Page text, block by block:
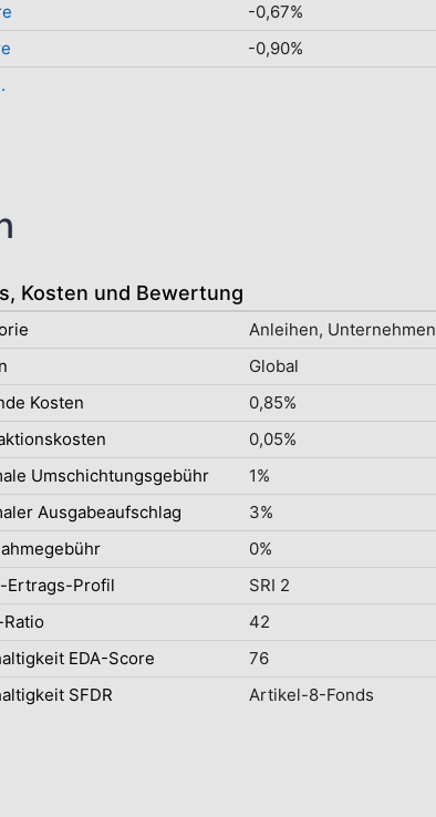
-0,67%
-0,90%
Kosten und Bewertung
Anleihen, Unternehmen
Global
Kosten
0,85%
0,05%
Umschichtungsgebühr
1%
Ausgabeaufschlag
3%
0%
Ertrags-Profil
SRI 2
42
EDA-Score
76
SFDR
Artikel-8-Fonds